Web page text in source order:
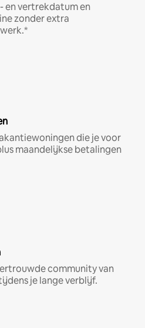
en vertrekdatum en
zonder extra
die je voor
maandelijkse betalingen
community van
je lange verblijf.